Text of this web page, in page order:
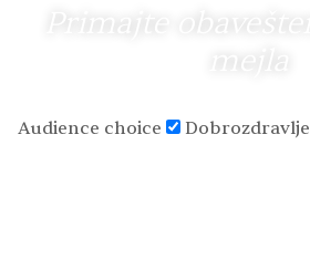
Audience choice Dobrozdravlje